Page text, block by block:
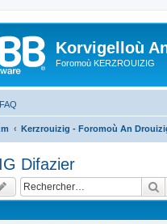
Korvigelloù
Foromoù KERZROUIZIG
FAQ
Kerzrouizig - Foromoù An
Difazier